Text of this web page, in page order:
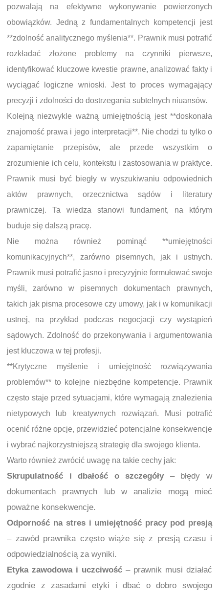
pozwalają na efektywne wykonywanie powierzonych
obowiązków. Jedną z fundamentalnych kompetencji jest
**zdolność analitycznego myślenia**. Prawnik musi potrafić
rozkładać złożone problemy na czynniki pierwsze,
identyfikować kluczowe kwestie prawne, analizować fakty i
wyciągać logiczne wnioski. Jest to proces wymagający
precyzji i zdolności do dostrzegania subtelnych niuansów.
Kolejną niezwykle ważną umiejętnością jest **doskonała
znajomość prawa i jego interpretacji**. Nie chodzi tu tylko o
zapamiętanie przepisów, ale przede wszystkim o
zrozumienie ich celu, kontekstu i zastosowania w praktyce.
Prawnik musi być biegły w wyszukiwaniu odpowiednich
aktów prawnych, orzecznictwa sądów i literatury
prawniczej. Ta wiedza stanowi fundament, na którym
buduje się dalszą pracę.
Nie można również pominąć **umiejętności
komunikacyjnych**, zarówno pisemnych, jak i ustnych.
Prawnik musi potrafić jasno i precyzyjnie formułować swoje
myśli, zarówno w pisemnych dokumentach prawnych,
takich jak pisma procesowe czy umowy, jak i w komunikacji
ustnej, na przykład podczas negocjacji czy wystąpień
sądowych. Zdolność do przekonywania i argumentowania
jest kluczowa w tej profesji.
**Krytyczne myślenie i umiejętność rozwiązywania
problemów** to kolejne niezbędne kompetencje. Prawnik
często staje przed sytuacjami, które wymagają znalezienia
nietypowych lub kreatywnych rozwiązań. Musi potrafić
ocenić różne opcje, przewidzieć potencjalne konsekwencje
i wybrać najkorzystniejszą strategię dla swojego klienta.
Warto również zwrócić uwagę na takie cechy jak:
Skrupulatność i dbałość o szczegóły – błędy w
dokumentach prawnych lub w analizie mogą mieć
poważne konsekwencje.
Odporność na stres i umiejętność pracy pod presją
– zawód prawnika często wiąże się z presją czasu i
odpowiedzialnością za wyniki.
Etyka zawodowa i uczciwość – prawnik musi działać
zgodnie z zasadami etyki i dbać o dobro swojego